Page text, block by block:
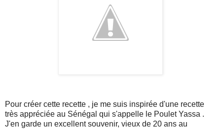
Pour créer cette recette , je me suis inspirée d'une recette
très appréciée au Sénégal qui s'appelle le Poulet Yassa .
J'en garde un excellent souvenir, vieux de 20 ans au